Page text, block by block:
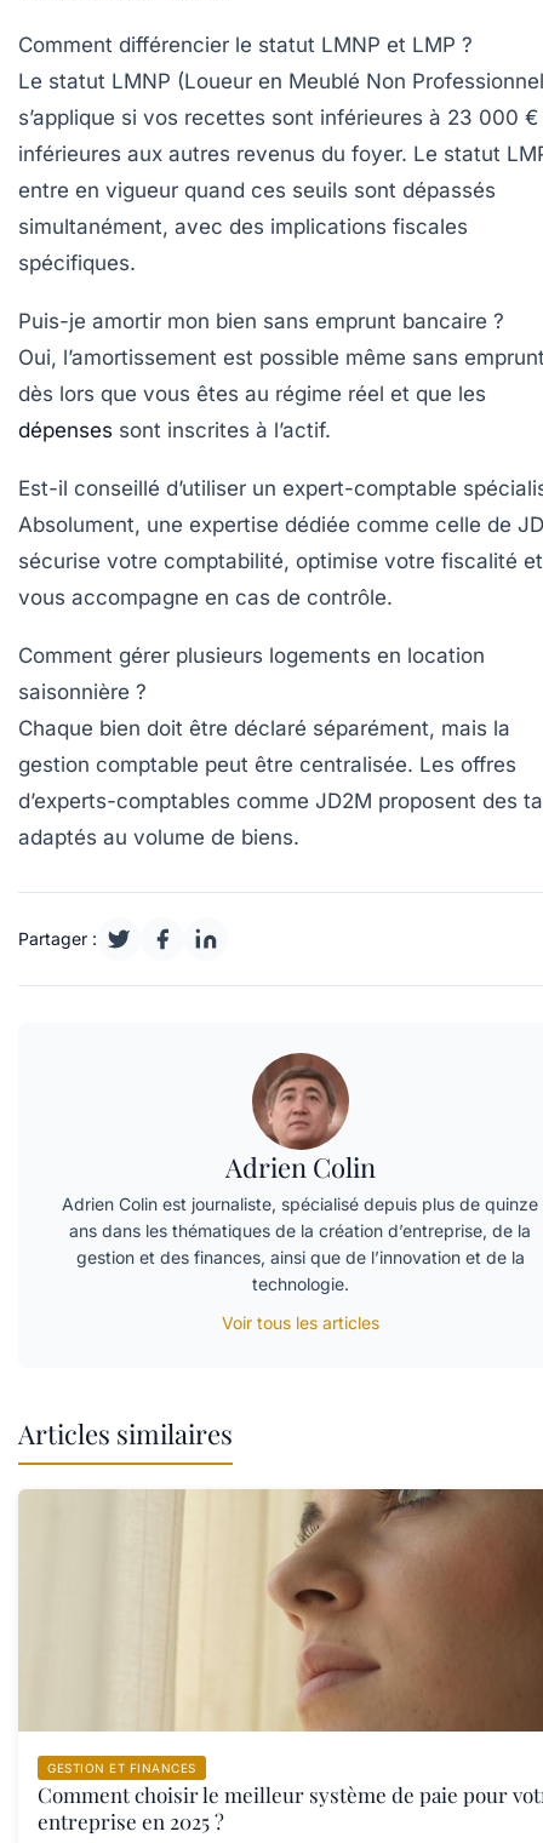
Comment différencier le statut LMNP et LMP ?
Le statut LMNP (Loueur en Meublé Non
s’applique si vos recettes sont inférieures à 23 000 €
inférieures aux autres revenus du foyer. Le statut
entre en vigueur quand ces seuils sont dépassés
simultanément, avec des implications fiscales
spécifiques.
Puis-je amortir mon bien sans emprunt bancaire ?
Oui, l’amortissement est possible même sans
dès lors que vous êtes au régime réel et que les
dépenses sont inscrites à l’actif.
Est-il conseillé d’utiliser un expert-comptable
Absolument, une expertise dédiée comme celle de
sécurise votre comptabilité, optimise votre fiscalité et
vous accompagne en cas de contrôle.
Comment gérer plusieurs logements en location
saisonnière ?
Chaque bien doit être déclaré séparément, mais la
gestion comptable peut être centralisée. Les offres
d’experts-comptables comme JD2M proposent des
adaptés au volume de biens.
Partager :
Adrien Colin
Adrien Colin est journaliste, spécialisé depuis plus de quinze
ans dans les thématiques de la création d’entreprise, de la
gestion et des finances, ainsi que de l’innovation et de la
technologie.
Voir tous les articles
Articles similaires
GESTION ET FINANCES
Comment choisir le meilleur système de paie pour
entreprise en 2025 ?